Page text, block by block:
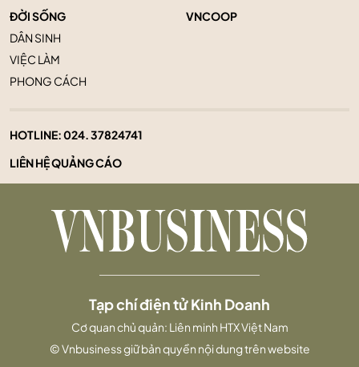
ĐỜI SỐNG
DÂN SINH
VIỆC LÀM
PHONG CÁCH
VNCOOP
HOTLINE:024. 37824741
LIÊN HỆ QUẢNG CÁO
Tạp chí điện tử Kinh Doanh
Cơ quan chủ quản: Liên minh HTX Việt Nam
© Vnbusiness giữ bản quyền nội dung trên website